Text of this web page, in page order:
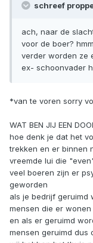
schreef
ach, naar de
voor de boer?
verder worden ze
ex- schoonvader
*van te voren sorry
WAT BEN JIJ EEN
hoe denk je dat het
trekken en er binnen
vreemde lui die
veel boeren zijn er
geworden
als je bedrijf geruimd
mensen die er wonen
en als er geruimd
mensen geruimd dus